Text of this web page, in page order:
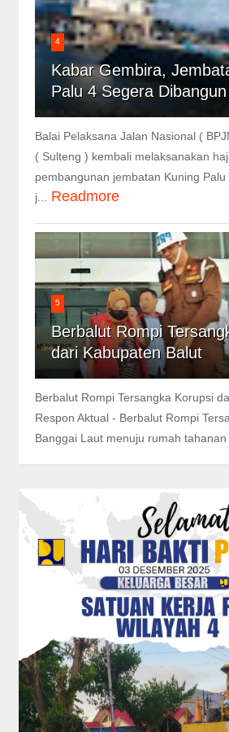
4
Kabar Gembira,
Palu 4 Segera Dibangun
Balai Pelaksana Jalan Nasional (
( Sulteng ) kembali melaksanakan
pembangunan jembatan Kuning Palu
j... Readmore
5
Berbalut Rompi
dari Kabupaten Balut
Berbalut Rompi Tersangka Korupsi
Respon Aktual - Berbalut Rompi
Banggai Laut menuju rumah tahanan